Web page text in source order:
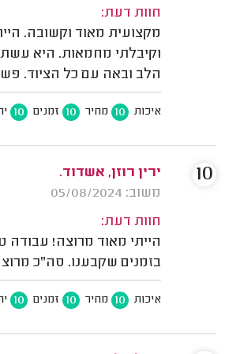
חוות דעת:
מקצועית מאוד וקשובה.
וקיבלתי מחמאות. היא
הלב ובאה עם כל הציוד.
איכות 10 מחיר 10 זמנים 10
ירין רוזן, אשדוד.
משוב: 05/08/2024
חוות דעת:
הייתי מאוד מרוצה! עבודה
בזמנים שקבענו. סה"כ
איכות 10 מחיר 10 זמנים 10
10